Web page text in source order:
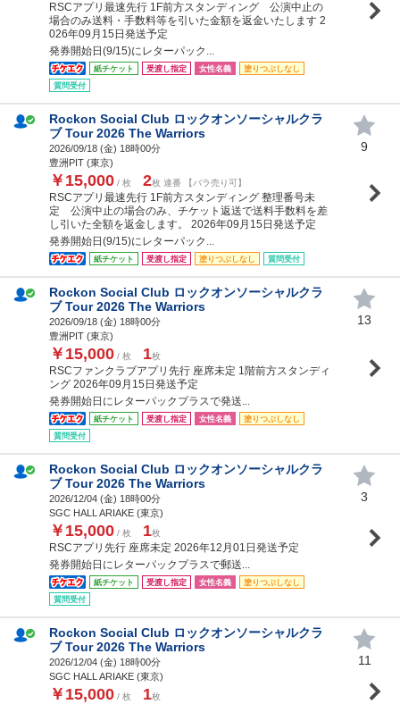
RSCアプリ最速先行 1F前方スタンディング 公演中止の
場合のみ送料・手数料等を引いた金額を返金いたします 2
026年09月15日発送予定
発券開始日(9/15)にレターパック...
紙チケット 受渡し指定 女性名義
塗りつぶしなし
質問受付
Rockon Social Club ロックオンソーシャルクラ
ブ Tour 2026 The Warriors
2026/09/18 (金) 18時00分
豊洲PIT (東京)
￥15,000 / 枚 2枚 連番 【バラ売り可】
RSCアプリ最速先行 1F前方スタンディング 整理番号未
定 公演中止の場合のみ、チケット返送で送料手数料を差
し引いた全額を返金します。 2026年09月15日発送予定
発券開始日(9/15)にレターパック...
紙チケット 受渡し指定 塗りつぶしなし 質問受付
9
Rockon Social Club ロックオンソーシャルクラ
ブ Tour 2026 The Warriors
2026/09/18 (金) 18時00分
豊洲PIT (東京)
￥15,000 / 枚 1枚
RSCファンクラブアプリ先行 座席未定 1階前方スタンディ
ング 2026年09月15日発送予定
発券開始日にレターパックプラスで発送...
紙チケット 受渡し指定 女性名義
塗りつぶしなし
質問受付
13
Rockon Social Club ロックオンソーシャルクラ
ブ Tour 2026 The Warriors
2026/12/04 (金) 18時00分
SGC HALL ARIAKE (東京)
￥15,000 / 枚 1枚
RSCアプリ先行 座席未定 2026年12月01日発送予定
発券開始日にレターパックプラスで郵送...
紙チケット 受渡し指定 女性名義
塗りつぶしなし
質問受付
3
Rockon Social Club ロックオンソーシャルクラ
ブ Tour 2026 The Warriors
2026/12/04 (金) 18時00分
SGC HALL ARIAKE (東京)
￥15,000 / 枚 1枚
11